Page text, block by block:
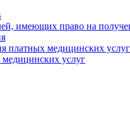
имеющих право на
платных медицинских услуг
услуг